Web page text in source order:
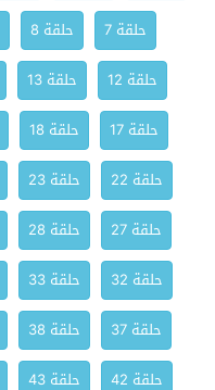
حلقة 7
حلقة 8
حلقة 12
حلقة 13
حلقة 17
حلقة 18
حلقة 22
حلقة 23
حلقة 27
حلقة 28
حلقة 32
حلقة 33
حلقة 37
حلقة 38
حلقة 42
حلقة 43